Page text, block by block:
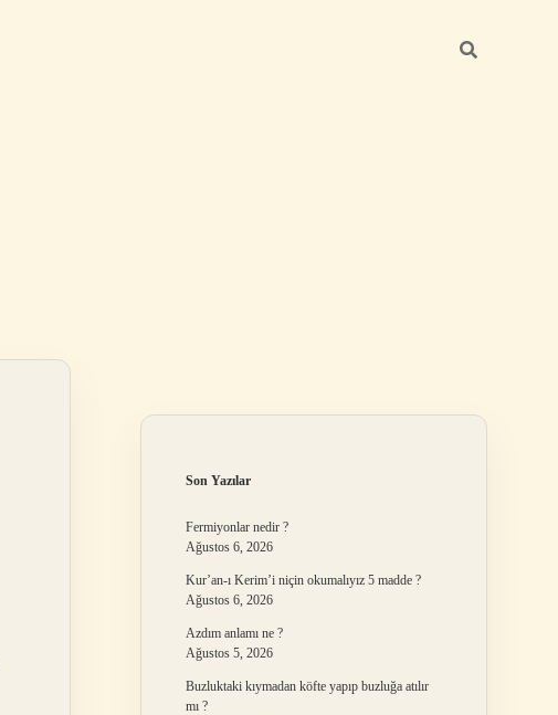
Son Yazılar
Fermiyonlar nedir ?
Ağustos 6, 2026
Kur’an-ı Kerim’i niçin okumalıyız 5 madde ?
Ağustos 6, 2026
Azdım anlamı ne ?
Ağustos 5, 2026
Buzluktaki kıymadan köfte yapıp buzluğa atılır
mı ?